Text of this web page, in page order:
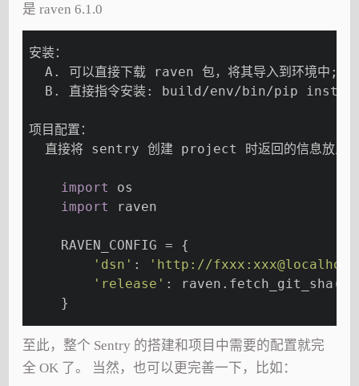
是 raven 6.1.0
安装：
  A. 可以直接下载 raven 包，将其导入到环境中;
B. 直接指令安装: build/env/bin/pip
项目配置：
直接将 sentry 创建 project 时返回的信息放入
import
os
import
raven
    RAVEN_CONFIG = {
'dsn' :
'http://
'release' :
    }
至此，整个 Sentry 的搭建和项目中需要的配置就完
全 OK 了。 当然，也可以更完善一下，比如：